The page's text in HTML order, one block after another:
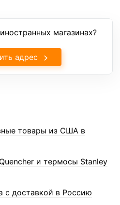
магазинах?
адрес
товары из США в
и термосы Stanley
с доставкой в Россию